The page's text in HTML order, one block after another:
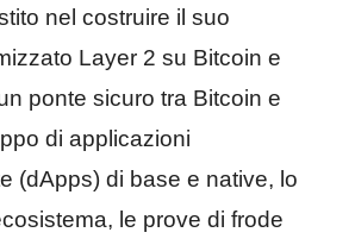
nel costruire il suo
Layer 2 su Bitcoin e
ponte sicuro tra Bitcoin e
di applicazioni
(dApps) di base e native, lo
le prove di frode